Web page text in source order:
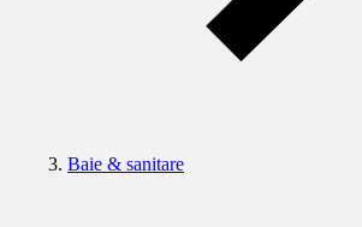
Baie & sanitare